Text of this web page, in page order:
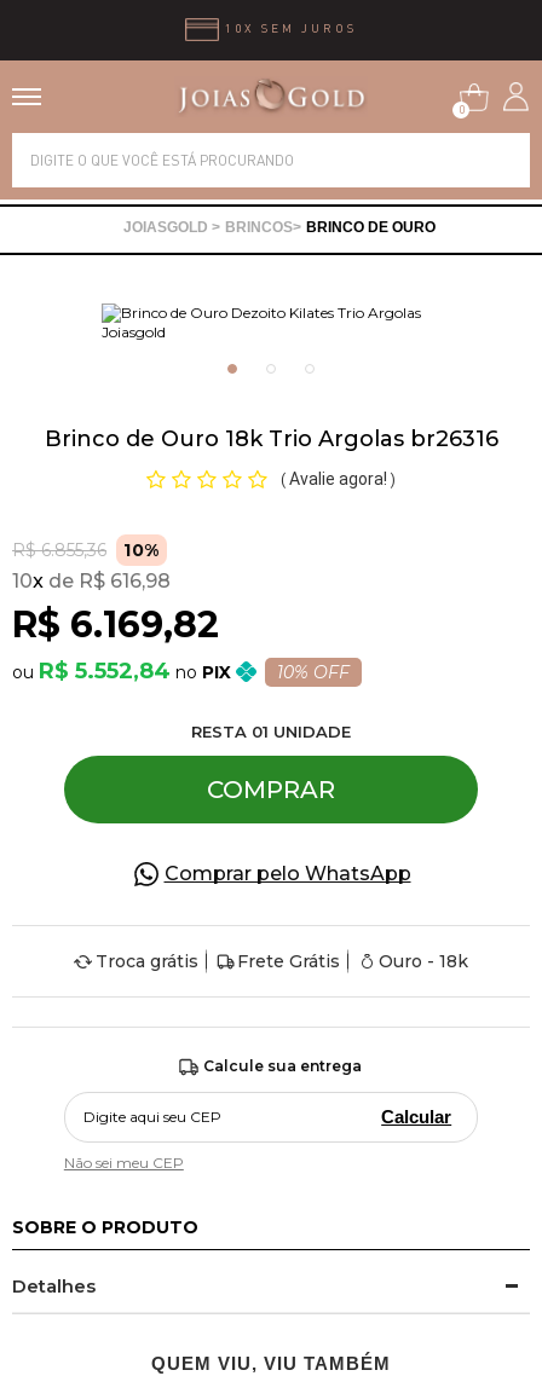
10X SEM JUROS
0
BRINCOS BRINCO DE OURO
Brinco de Ouro 18k Trio Argolas br26316
( Avalie agora! )
R$ 6.855,36 10%
R$ 6.169,82
10x R$ 616,98
R$ 5.552,84 PIX 10% OFF
RESTA 01 UNIDADE
COMPRAR
Comprar pelo WhatsApp
Troca grátis Frete Grátis Ouro - 18k
Calcule sua entrega
Calcular
Não sei meu CEP
SOBRE O PRODUTO
Detalhes
QUEM VIU, VIU TAMBÉM
Alianças
Brincos
Pingentes
Pulseiras
Piercing
Pedras Preciosas